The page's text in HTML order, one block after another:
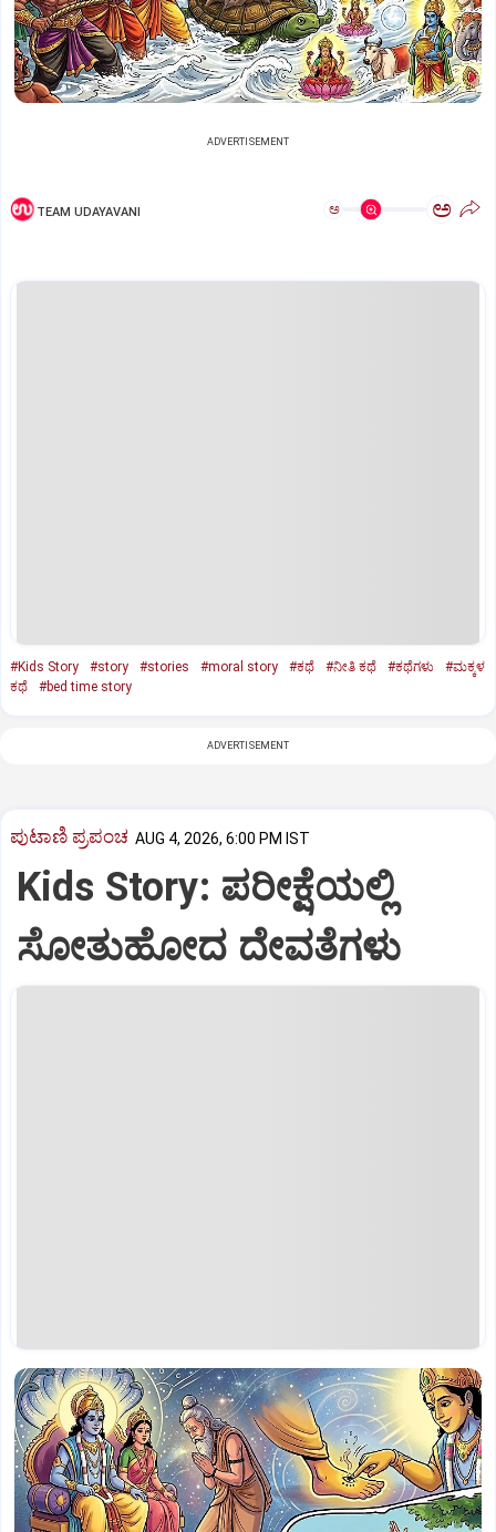
ADVERTISEMENT
TEAM UDAYAVANI ಅ ಅ
#Kids Story #story #stories #moral story #ಕಥೆ #ನೀತಿ ಕಥೆ #ಕಥೆಗಳು
#ಮಕ್ಕಳ
ಕಥೆ
#bed time story
ADVERTISEMENT
ಪುಟಾಣಿ ಪ್ರಪಂಚ AUG 4, 2026, 6:00 PM IST
Kids Story: ಪರೀಕ್ಷೆಯಲ್ಲಿ
ಸೋತುಹೋದ ದೇವತೆಗಳು